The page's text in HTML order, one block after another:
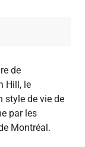
de
Hill, le
style de vie de
par les
Montréal.